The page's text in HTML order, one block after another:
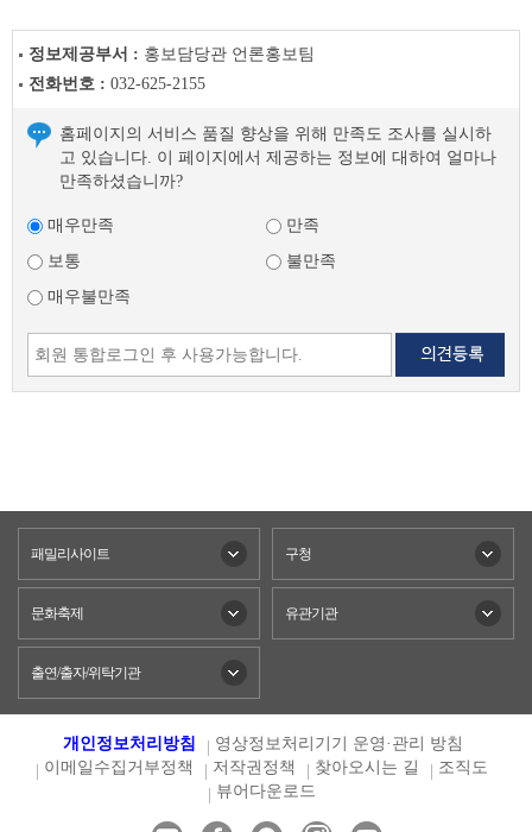
정보제공부서 : 홍보담당관 언론홍보팀
전화번호 : 032-625-2155
홈페이지의 서비스 품질 향상을 위해 만족도 조사를 실시하
고 있습니다. 이 페이지에서 제공하는 정보에 대하여 얼마나
만족하셨습니까?
매우만족
만족
보통
불만족
매우불만족
패밀리사이트 구청
문화축제 유관기관
출연/출자/위탁기관
개인정보처리방침
영상정보처리기기 운영·관리 방침
이메일수집거부정책
저작권정책 찾아오시는 길
조직도
뷰어다운로드